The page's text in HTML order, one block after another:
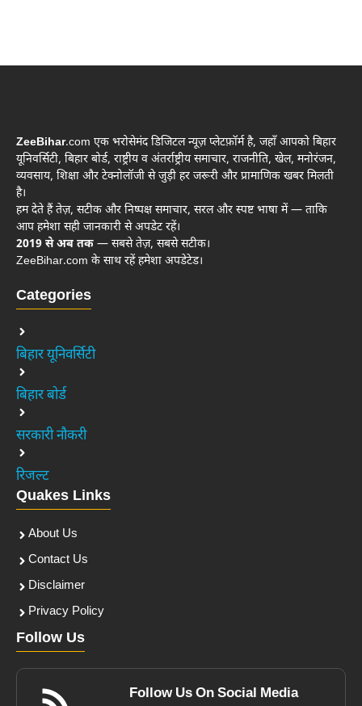
ZeeBihar.com एक भरोसेमंद डिजिटल न्यूज़ प्लेटफ़ॉर्म है, जहाँ आपको बिहार
यूनिवर्सिटी, बिहार बोर्ड, राष्ट्रीय व अंतर्राष्ट्रीय समाचार, राजनीति, खेल, मनोरंजन,
व्यवसाय, शिक्षा और टेक्नोलॉजी से जुड़ी हर जरूरी और प्रामाणिक खबर मिलती
है।
हम देते हैं तेज़, सटीक और निष्पक्ष समाचार, सरल और स्पष्ट भाषा में — ताकि
आप हमेशा सही जानकारी से अपडेट रहें।
2019 से अब तक — सबसे तेज़, सबसे सटीक।
ZeeBihar.com के साथ रहें हमेशा अपडेटेड।
Categories
बिहार यूनिवर्सिटी
बिहार बोर्ड
सरकारी नौकरी
रिजल्ट
Quakes Links
About Us
Contact Us
Disclaimer
Privacy Policy
Follow Us
Follow Us On Social Media